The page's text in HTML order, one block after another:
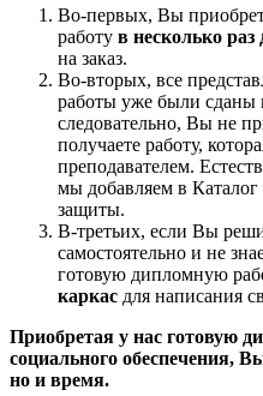
Во-первых, Вы
работу в несколько раз
на заказ.
Во-вторых, все
работы уже были сданы
следовательно, Вы не
получаете работу,
преподавателем.
мы добавляем в Каталог
защиты.
В-третьих, если Вы
самостоятельно и не
готовую дипломную
каркас для написания
Приобретая у нас готовую
социального обеспечения,
но и время.